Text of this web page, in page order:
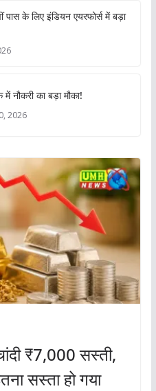
पास के लिए इंडियन एयरफोर्स में बड़ा
नौकरी का बड़ा मौका!
2026
₹7,000 सस्ती,
सस्ता हो गया